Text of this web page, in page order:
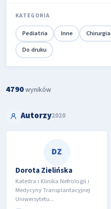
KATEGORIA
Pediatria Inne Chirurgia
Do druku
4790wyników
Autorzy2020
DZ
Dorota Zielińska
Katedra i Klinika Nefrologii i
Medycyny Transplantacyjnej
Uniwersytetu...